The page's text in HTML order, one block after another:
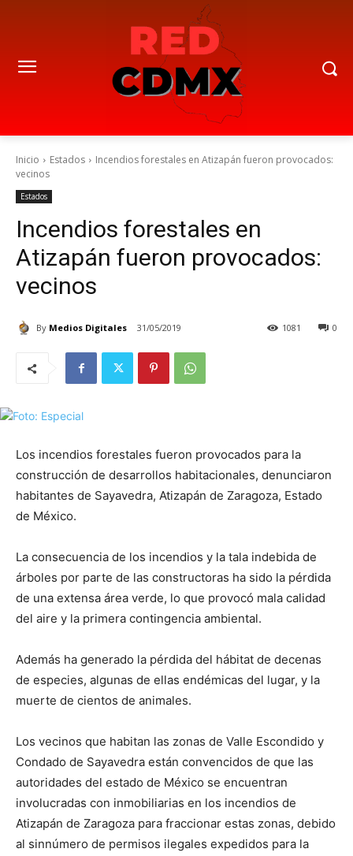
Inicio Estados
Incendios forestales en Atizapán fueron provocados:
vecinos
Estados
Incendios forestales en
Atizapán fueron provocados:
vecinos
By Medios Digitales 31/05/2019 0
1081
Los incendios forestales fueron provocados para la
construcción de desarrollos habitacionales, denunciaron
habitantes de Sayavedra, Atizapán de Zaragoza, Estado
de México.
La consecuencia de los incendios y la tala indebida de
árboles por parte de las constructoras ha sido la pérdida
de una extensa área verde, lo que provocó mala calidad
del aire y la primera contingencia ambiental.
Además ha generado la pérdida del hábitat de decenas
de especies, algunas de ellas endémicas del lugar, y la
muerte de cientos de animales.
Los vecinos que habitan las zonas de Valle Escondido y
Condado de Sayavedra están convencidos de que las
autoridades del estado de México se encuentran
involucradas con inmobiliarias en los incendios de
Atizapán de Zaragoza para fraccionar estas zonas, debido
al sinnúmero de permisos ilegales expedidos para la